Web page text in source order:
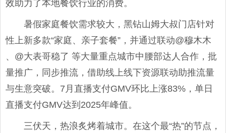
效助力了本地餐饮行业的消费。
暑假家庭餐饮需求较大，黑钻山姆大叔门店针对
性上新多款“家庭、亲子套餐”，并通过联动@穆木木
、@大表哥稳了 等大量重点城市中腰部达人合作，批
量推广，同步推流，借助线上线下资源联动助推流量
与生意突破。7月直播支付GMV环比上涨83%，单日
直播支付GMV达到2025年峰值。
三伏天，热浪炙烤着城市。在这个最“热”的节点，